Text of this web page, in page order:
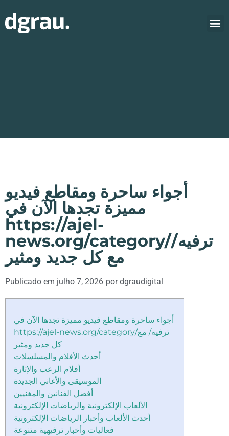
أجواء ساحرة ومقاطع فيديو
مميزة تجدها الآن في
https://ajel-
news.org/category/ترفيه/
مع كل جديد ومثير
Publicado em julho 7, 2026 pordgraudigital
أجواء ساحرة ومقاطع فيديو مميزة تجدها الآن في
https://ajel-news.org/category/ترفيه/ مع
كل جديد ومثير
أحدث الأفلام والمسلسلات
أفلام الرعب والإثارة
الموسيقى والأغاني الجديدة
أفضل الفنانين والمغنيين
الألعاب الإلكترونية والرياضات الإلكترونية
أحدث الألعاب وأخبار الرياضات الإلكترونية
فعاليات وأخبار ترفيهية متنوعة